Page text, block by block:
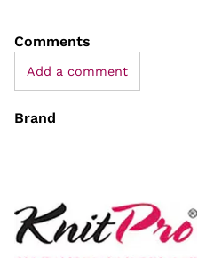
Comments
Add a comment
Brand